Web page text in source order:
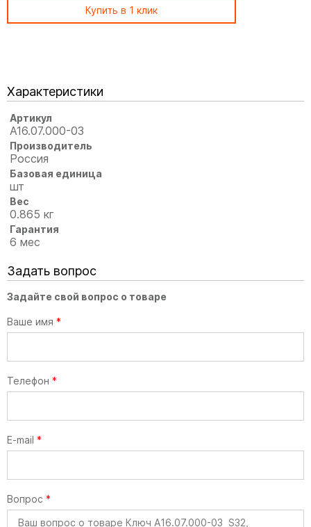
Купить в 1 клик
Характеристики
Артикул
А16.07.000-03
Производитель
Россия
Базовая единица
шт
Вес
0.865 кг
Гарантия
6 мес
Задать вопрос
Задайте свой вопрос о товаре
Ваше имя *
Телефон *
E-mail *
Вопрос *